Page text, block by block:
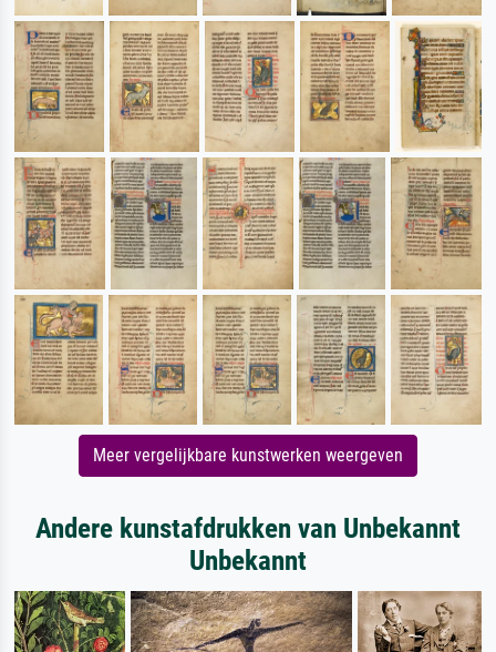
Meer vergelijkbare kunstwerken weergeven
Andere kunstafdrukken van Unbekannt
Unbekannt